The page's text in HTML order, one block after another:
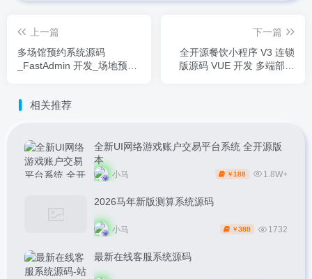
上一篇
多场馆预约系统源码
_FastAdmin 开发_场地预约
下一篇
全开源餐饮小程序 V3 连锁
版源码 VUE 开发 多端部署
相关推荐
全新UI网络游戏账户交易平台系统 全开源版
本
小马 ￥ 188 1.8W+
2026马年新版测算系统源码
小马 ￥ 388 1732
最新在线客服系统源码